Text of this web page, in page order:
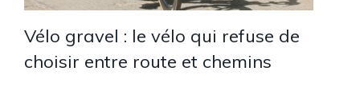
Vélo gravel : le vélo qui refuse de
choisir entre route et chemins